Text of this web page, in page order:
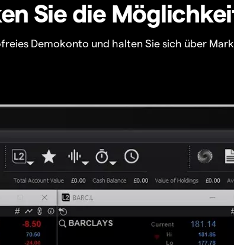
Sie die
Demokonto und halten Sie sich über